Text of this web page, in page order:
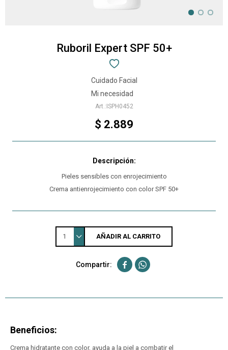
Ruboril Expert SPF 50+
Cuidado Facial
Mi necesidad
ISPH0452
$ 2.889
Pieles sensibles con enrojecimiento
Crema antienrojecimiento con color SPF 50+
1 AÑADIR AL CARRITO
 
Beneficios:
Crema hidratante con color, ayuda a la piel a combatir el